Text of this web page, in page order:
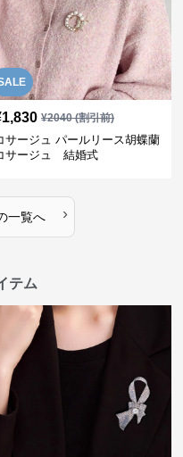
1,830 ¥2040(割引前)
サージュ パールリース胡蝶蘭
サージュ 結婚式
一覧へ ›
テム